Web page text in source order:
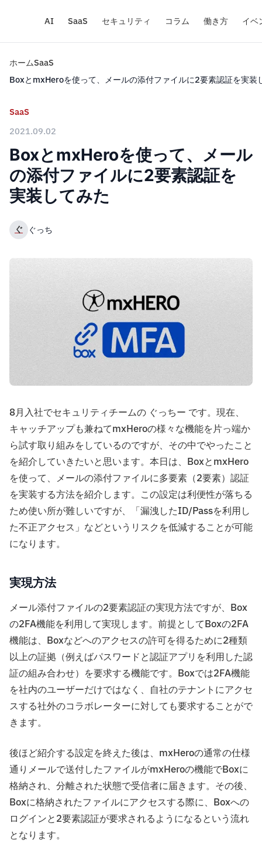
AI SaaS セキュリティ コラム 働き方 イベ
ホームSaaS
BoxとmxHeroを使って、メールの添付ファイルに2要素認証を実装
SaaS
2021.09.02
BoxとmxHeroを使って、メール
の添付ファイルに2要素認証を
実装してみた
ぐ ぐっち
8月入社でセキュリティチームの ぐっちー です。現在、
キャッチアップも兼ねてmxHeroの様々な機能を片っ端か
ら試す取り組みをしているのですが、その中でやったこと
を紹介していきたいと思います。本日は、BoxとmxHero
を使って、メールの添付ファイルに多要素（2要素）認証
を実装する方法を紹介します。この設定は利便性が落ちる
ため使い所が難しいですが、「漏洩したID/Passを利用し
た不正アクセス」などというリスクを低減することが可能
になります。
実現方法
メール添付ファイルの2要素認証の実現方法ですが、Box
の2FA機能を利用して実現します。前提としてBoxの2FA
機能は、Boxなどへのアクセスの許可を得るために2種類
以上の証拠（例えばパスワードと認証アプリを利用した認
証の組み合わせ）を要求する機能です。Boxでは2FA機能
を社内のユーザーだけではなく、自社のテナントにアクセ
スする社外のコラボレーターに対しても要求することがで
きます。
後ほど紹介する設定を終えた後は、mxHeroの通常の仕様
通りメールで送付したファイルがmxHeroの機能でBoxに
格納され、分離された状態で受信者に届きます。その後、
Boxに格納されたファイルにアクセスする際に、Boxへの
ログインと2要素認証が要求されるようになるという流れ
となります。